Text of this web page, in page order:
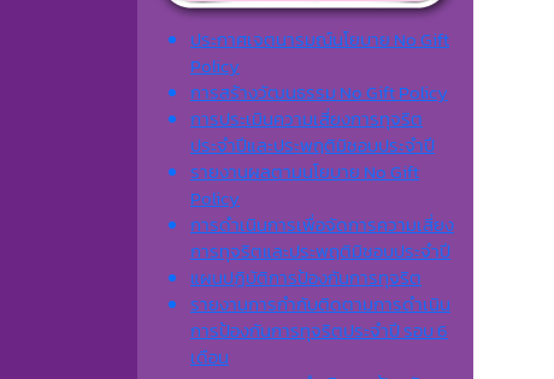
ประกาศเจตนารมณ์นโยบาย No Gift
Policy
การสร้างวัฒนธรรม No Gift Policy
การประเมินความเสี่ยงการทุจริต
ประจำปีและประพฤติมิชอบประจำปี
รายงานผลตามนโยบาย No Gift
Policy
การดำเนินการเพื่อจัดการความเสี่ยง
การทุจริตและประพฤติมิชอบประจำปี
แผนปฏิบัติการป้องกันการทุจริต
รายงานการกำกับติดตามการดำเนิน
การป้องกันการทุจริตประจำปี รอบ 6
เดือน